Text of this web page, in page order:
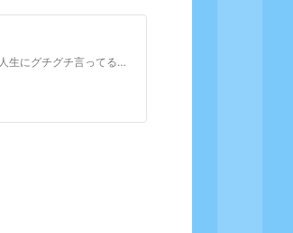
あなたは子どもに、 どんな人生を歩んで 欲しいですか？ ・自分の人生にグチグチ言ってる大人？ ・自分で決めた会社に入ったにも関わらず、不満ば…